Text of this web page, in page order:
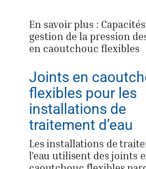
En savoir plus :
gestion de la pression
en caoutchouc flexibles
Joints en
flexibles pour les
installations de
traitement d’eau
Les installations de
l’eau utilisent des joints